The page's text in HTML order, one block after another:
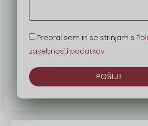
Prebral sem in se strinjam s
zasebnosti podatkov
POŠLJI
Druga
možnost: